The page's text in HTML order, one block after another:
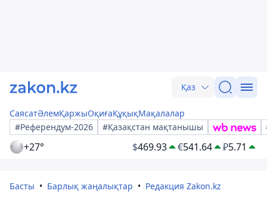
Қаз
СаясатӘлемҚаржыОқиғаҚұқықМақалалар
#Референдум-2026
#Қазақстан мақтанышы
+27° $469.93 €541.64 ₽5.71
Басты Барлық жаңалықтар Редакция Zakon.kz